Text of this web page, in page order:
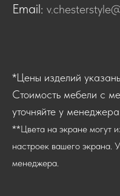
Email:
*Цены изделий
Стоимость мебели с
уточняйте у менеджера.
**Цвета на экране могут
настроек вашего экрана.
менеджера.